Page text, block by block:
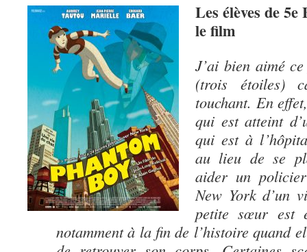
Les élèves de
le film
J’ai bien aimé
(trois étoiles)
touchant. En
qui est atteint
qui est à
au lieu de se
aider un
New York d’un
petite sœur est
notamment à la fin de l’histoire quand